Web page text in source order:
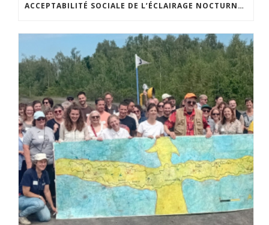
ACCEPTABILITÉ SOCIALE DE L’ÉCLAIRAGE NOCTURNE : LE REPLAY EST DISPONIBLE